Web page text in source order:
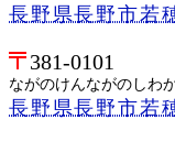
長野県長野市若
381-0101
ながのけんながのしわ
長野県長野市若